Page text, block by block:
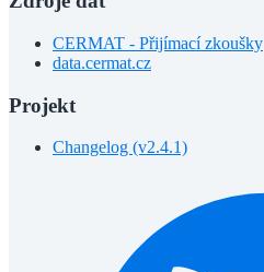
CERMAT - Přijímací zkoušky
data.cermat.cz
Projekt
Changelog (v2.4.1)